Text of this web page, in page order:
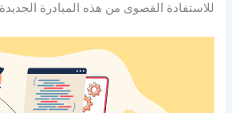
للاستفادة القصوى من هذه المبادرة